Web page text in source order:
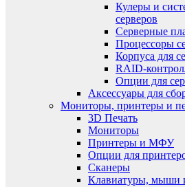
Кулеры и
серверов
Серверные
Процессоры
Корпуса для
RAID-
Опции для
Аксессуары для
Мониторы, принтеры и
3D Печать
Мониторы
Принтеры и МФУ
Опции для
Сканеры
Клавиатуры, мыши